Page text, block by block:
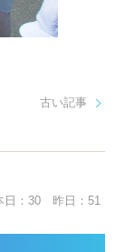
古い記事
： 30昨日： 51